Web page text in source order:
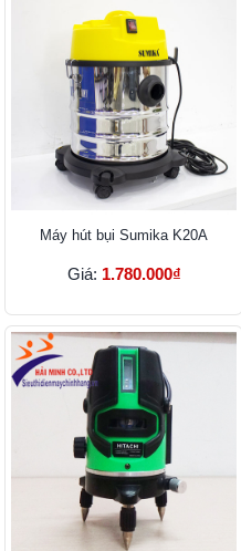
Máy hút bụi Sumika K20A
Giá: 1.780.000₫